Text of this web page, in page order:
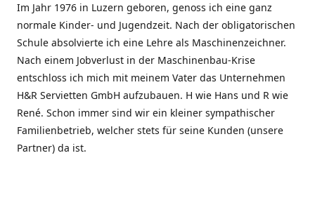
Im Jahr 1976 in Luzern geboren, genoss ich eine ganz
normale Kinder- und Jugendzeit. Nach der obligatorischen
Schule absolvierte ich eine Lehre als Maschinenzeichner.
Nach einem Jobverlust in der Maschinenbau-Krise
entschloss ich mich mit meinem Vater das Unternehmen
H&R Servietten GmbH aufzubauen. H wie Hans und R wie
René. Schon immer sind wir ein kleiner sympathischer
Familienbetrieb, welcher stets für seine Kunden (unsere
Partner) da ist.